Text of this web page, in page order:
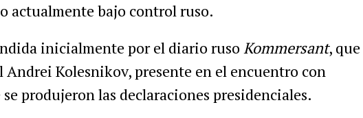
actualmente bajo control ruso.
inicialmente por el diario ruso Kommersant, que
Andrei Kolesnikov, presente en el encuentro con
produjeron las declaraciones presidenciales.